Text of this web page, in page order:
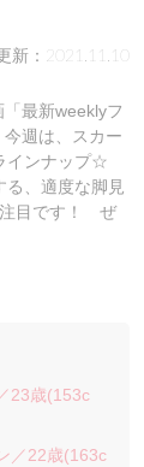
新：2021.11.10
最新weeklyフ
週は、スカー
インナップ☆
、適度な脚見
注目です！ ぜ
23歳(153c
／22歳(163c